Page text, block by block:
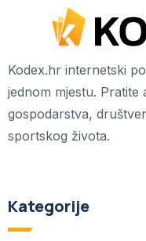
Kodex.hr internetski
jednom mjestu. Pratite
gospodarstva,
sportskog života.
Kategorije